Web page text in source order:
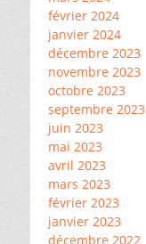
février 2024
janvier 2024
décembre 2023
novembre 2023
octobre 2023
septembre 2023
juin 2023
mai 2023
avril 2023
mars 2023
février 2023
janvier 2023
décembre 2022